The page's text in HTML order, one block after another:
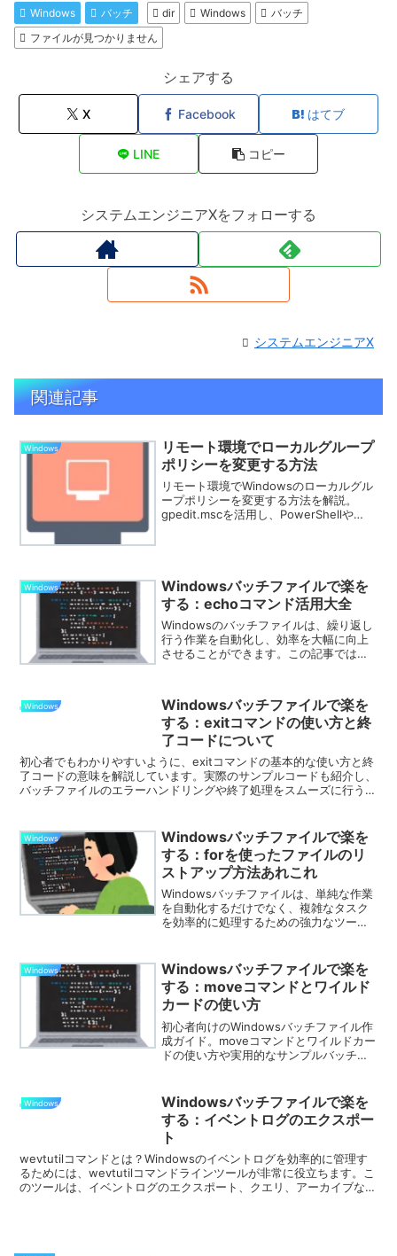
Windows バッチ dir Windows
バッチ
ファイルが見つかりません
シェアする
X Facebook はてブ
LINE コピー
システムエンジニアXをフォローする
システムエンジニアX
関連記事
Windows
リモート環境でローカルグループ
ポリシーを変更する方法
リモート環境でWindowsのローカルグル
ープポリシーを変更する方法を解説。
gpedit.mscを活用し、PowerShellや
Windows
Windowsバッチファイルで楽を
する：echoコマンド活用大全
Windowsのバッチファイルは、繰り返し
行う作業を自動化し、効率を大幅に向上
させることができます。この記事では、
本から応用までをわかりやすく解説しま
す。
Windows
Windowsバッチファイルで楽を
する：exitコマンドの使い方と終
了コードについて
初心者でもわかりやすいように、exitコマンドの基本的な使い方と終
了コードの意味を解説しています。実際のサンプルコードも紹介し、
バッチファイルのエラーハンドリングや終了処理をスムーズに行うた
Windows
Windowsバッチファイルで楽を
する：forを使ったファイルのリ
ストアップ方法あれこれ
Windowsバッチファイルは、単純な作業
を自動化するだけでなく、複雑なタスク
を効率的に処理するための強力なツール
用すると色々なことができます。`for`ル
ープは、その能力を最大限に引き出しま
す。ここでは、より詳細な例を通じて、
その使い方を掘り下げていきます。
Windows
Windowsバッチファイルで楽を
する：moveコマンドとワイルド
カードの使い方
初心者向けのWindowsバッチファイル作
成ガイド。moveコマンドとワイルドカー
ドの使い方や実用的なサンプルバッチフ
Windows
Windowsバッチファイルで楽を
する：イベントログのエクスポー
ト
wevtutilコマンドとは？Windowsのイベントログを効率的に管理す
るためには、wevtutilコマンドラインツールが非常に役立ちます。こ
のツールは、イベントログのエクスポート、クエリ、アーカイブな